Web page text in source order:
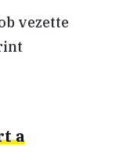
vezette
a